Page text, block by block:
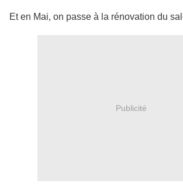
Et en Mai, on passe à la rénovation du
Publicité